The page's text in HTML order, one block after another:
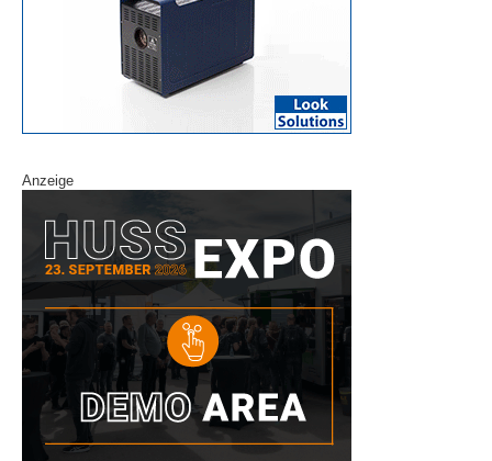
Anzeige